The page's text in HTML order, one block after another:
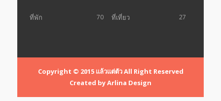
ที่พัก 70 ที่เที่ยว 27
Copyright © 2015 แล้วแต่ตัวAll Right Reserved
Created byArlina Design